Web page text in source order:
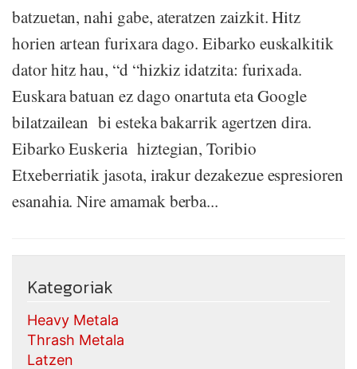
batzuetan, nahi gabe, ateratzen zaizkit. Hitz
horien artean furixara dago. Eibarko euskalkitik
dator hitz hau, “d “hizkiz idatzita: furixada.
Euskara batuan ez dago onartuta eta Google
bilatzailean bi esteka bakarrik agertzen dira.
Eibarko Euskeria hiztegian, Toribio
Etxeberriatik jasota, irakur dezakezue espresioren
esanahia. Nire amamak berba...
Kategoriak
Heavy Metala
Thrash Metala
Latzen